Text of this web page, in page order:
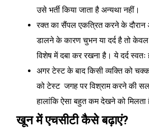
उसे भर्ती किया जाता है अन्यथा नहीं।
रक्त का सैंपल एकत्रित करने के दौरान
डालने के कारण चुभन या दर्द है तो
विशेष में दबा कर रखना है। ये दर्द स्वतः
अगर टेस्ट के बाद किसी व्यक्ति को
को टेस्ट जगह पर विश्राम करने की
हालांकि ऐसा बहुत कम देखने को मिलता
खून में एचसीटी कैसे बढ़ाएं?